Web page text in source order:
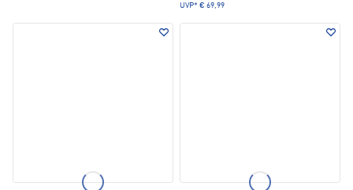
UVP* € 69,99